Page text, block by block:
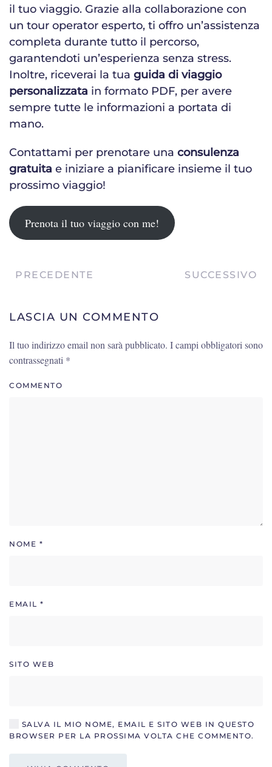
il tuo viaggio. Grazie alla collaborazione con
un tour operator esperto, ti offro un’assistenza
completa durante tutto il percorso,
garantendoti un’esperienza senza stress.
Inoltre, riceverai la tua guida di viaggio
personalizzata in formato PDF, per avere
sempre tutte le informazioni a portata di
mano.
Contattami per prenotare una consulenza
gratuita e iniziare a pianificare insieme il tuo
prossimo viaggio!
Prenota il tuo viaggio con me!
PRECEDENTE SUCCESSIVO
LASCIA UN COMMENTO
Il tuo indirizzo email non sarà pubblicato. I campi obbligatori sono
contrassegnati *
COMMENTO
NOME *
EMAIL *
SITO WEB
SALVA IL MIO NOME, EMAIL E SITO WEB IN QUESTO
BROWSER PER LA PROSSIMA VOLTA CHE COMMENTO.